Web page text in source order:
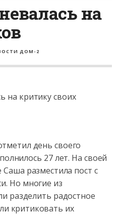
на
ДОМ-2
на критику своих
день своего
27 лет. На своей
Саша разместила пост с
Но многие из
разделить радостное
критиковать их